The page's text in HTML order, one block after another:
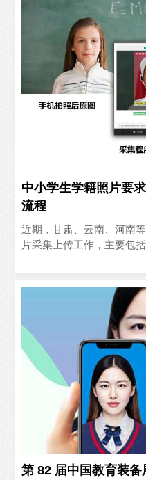
中小学生学籍照片要
流程
近期，甘肃、云南、河南
片采集上传工作，主要包
第 82 届中国教育装